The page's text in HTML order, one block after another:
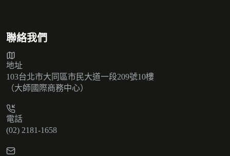
聯絡我們
地址
103台北市大同區市民大道一段209號10樓
（大師國際商務中心）
電話
(02) 2181-1658